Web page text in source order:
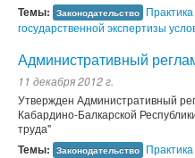
Темы: Законодательство
государственной экспертизы
Административный
11 декабря 2012 г.
Утвержден Административный
Кабардино-Балкарской
труда"
Темы: Законодательство